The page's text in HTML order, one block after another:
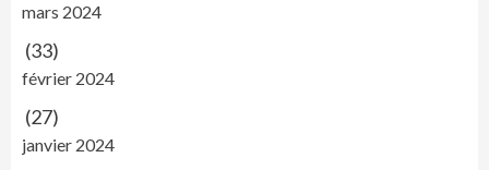
mars 2024
(33)
février 2024
(27)
janvier 2024